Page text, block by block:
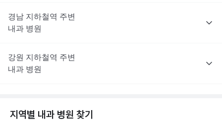
경남 지하철역 주변
내과 병원
강원 지하철역 주변
내과 병원
지역별 내과 병원 찾기